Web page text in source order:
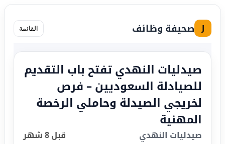
J صحيفة وظائف القائمة
صيدليات النهدي تفتح باب التقديم
للصيادلة السعوديين – فرص
لخريجي الصيدلة وحاملي الرخصة
المهنية
صيدليات النهدي قبل 8 شهر